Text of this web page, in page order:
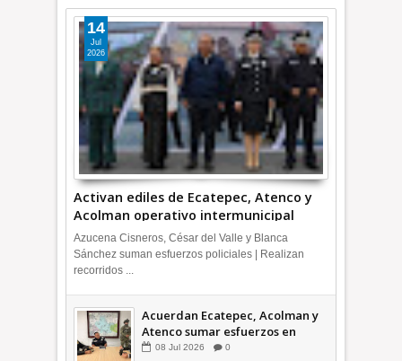
Activan ediles de Ecatepec, Atenco y
Acolman operativo intermunicipal
14
Jul
2026
Azucena Cisneros, César del Valle y Blanca
Sánchez suman esfuerzos policiales | Realizan
recorridos ...
Acuerdan Ecatepec, Acolman y
Atenco sumar esfuerzos en
seguridad
08 Jul 2026 0